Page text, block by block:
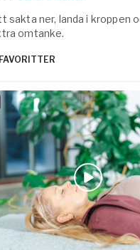
sakta ner, landa i kroppen
omtanke.